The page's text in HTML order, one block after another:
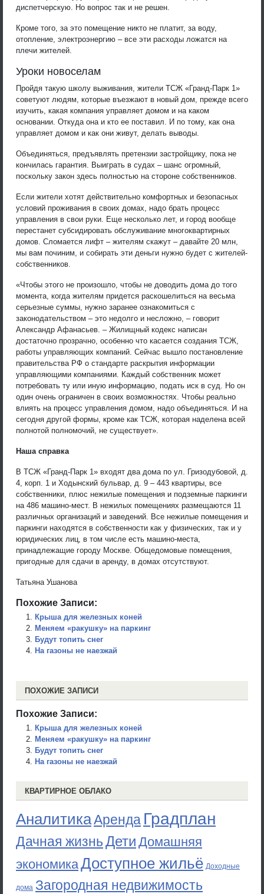
диспетчерскую. Но вопрос так и не решен.
Кроме того, за это помещение никто не платит, за воду,
отопление, электроэнергию – все эти расходы ложатся на
плечи жителей.
Уроки новоселам
Пройдя такую школу выживания, жители ТСЖ «Гранд-Парк 1»
советуют людям, которые въезжают в новый дом, прежде всего
изучить, какая компания управляет домом и на каком
основании. Откуда она и кто ее поставил. И по тому, как она
управляет домом и как они живут, делать выводы.
Объединяться, предъявлять претензии застройщику, пока не
кончилась гарантия. Выиграть в судах – шанс огромный,
поскольку закон здесь полностью на стороне собственников.
Если жители хотят действительно комфортных и безопасных
условий проживания в своих домах, надо брать процесс
управления в свои руки. Еще несколько лет, и город вообще
перестанет субсидировать обслуживание многоквартирных
домов. Сломается лифт – жителям скажут – давайте 20 млн,
мы вам починим, и собирать эти деньги нужно будет с жителей-
собственников.
«Чтобы этого не произошло, чтобы не доводить дома до того
момента, когда жителям придется раскошелиться на весьма
серьезные суммы, нужно заранее ознакомиться с
законодательством – это недолго и несложно, – говорит
Александр Афанасьев. – Жилищный кодекс написан
достаточно прозрачно, особенно что касается создания ТСЖ,
работы управляющих компаний. Сейчас вышло постановление
правительства РФ о стандарте раскрытия информации
управляющими компаниями. Каждый собственник может
потребовать ту или иную информацию, подать иск в суд. Но он
один очень ограничен в своих возможностях. Чтобы реально
влиять на процесс управления домом, надо объединяться. И на
сегодня другой формы, кроме как ТСЖ, которая наделена всей
полнотой полномочий, не существует».
Наша справка
В ТСЖ «Гранд-Парк 1» входят два дома по ул. Гризодубовой, д.
4, корп. 1 и Ходынский бульвар, д. 9 – 443 квартиры, все
собственники, плюс нежилые помещения и подземные паркинги
на 486 машино-мест. В нежилых помещениях размещаются 11
различных организаций и заведений. Все нежилые помещения и
паркинги находятся в собственности как у физических, так и у
юридических лиц, в том числе есть машино-места,
принадлежащие городу Москве. Общедомовые помещения,
пригодные для сдачи в аренду, в домах отсутствуют.
Татьяна Ушанова
Похожие Записи:
Крыша для железных коней
Меняем «ракушку» на паркинг
Будут топить снег
На газоны не наезжай
ПОХОЖИЕ ЗАПИСИ
Похожие Записи:
Крыша для железных коней
Меняем «ракушку» на паркинг
Будут топить снег
На газоны не наезжай
КВАРТИРНОЕ ОБЛАКО
АналитикаАренда Градплан
Дачная жизньДети Домашняя
экономикаДоступное жильё Доходные
дома Загородная недвижимость